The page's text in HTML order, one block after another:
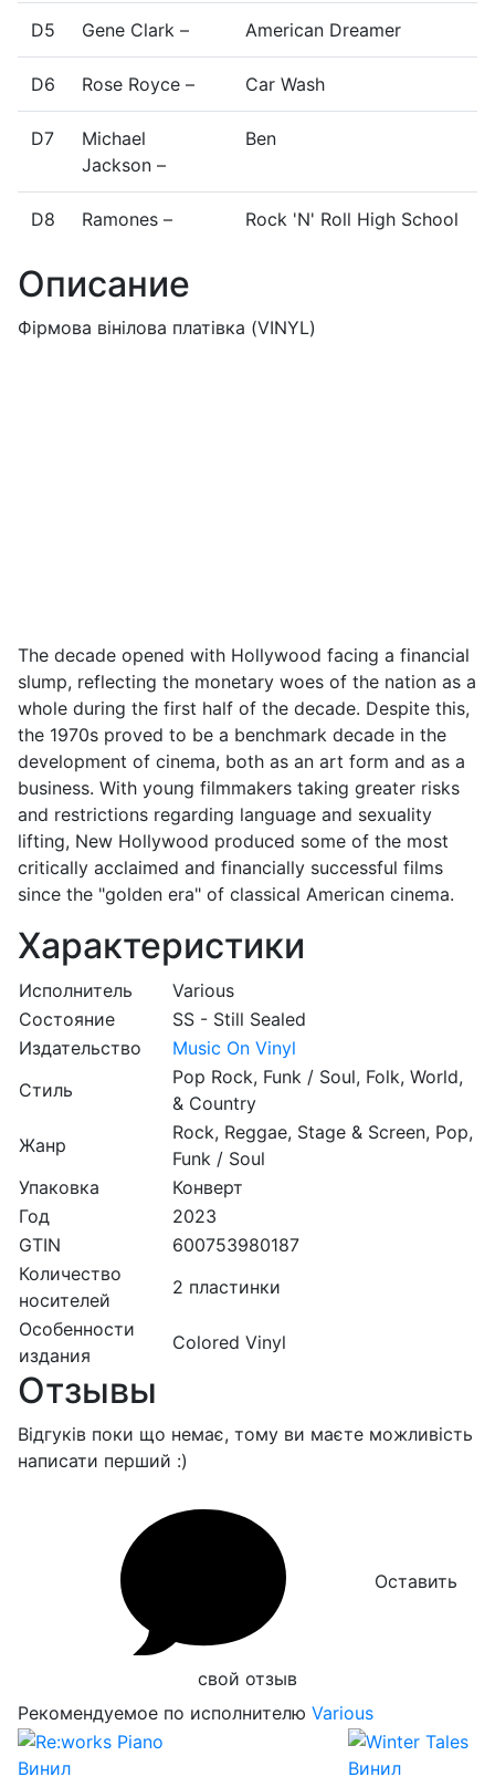
D5 Gene Clark – American Dreamer
D6 Rose Royce – Car Wash
D7
Michael
Jackson –
Ben
D8 Ramones – Rock 'N' Roll High School
Описание
Фірмова вінілова платівка (VINYL)
The decade opened with Hollywood facing a financial
slump, reflecting the monetary woes of the nation as a
whole during the first half of the decade. Despite this,
the 1970s proved to be a benchmark decade in the
development of cinema, both as an art form and as a
business. With young filmmakers taking greater risks
and restrictions regarding language and sexuality
lifting, New Hollywood produced some of the most
critically acclaimed and financially successful films
since the "golden era" of classical American cinema.
Характеристики
Исполнитель
Various
Состояние
SS - Still Sealed
Издательство
Music On Vinyl
Стиль
Pop Rock, Funk / Soul, Folk, World,
& Country
Жанр
Rock, Reggae, Stage & Screen, Pop,
Funk / Soul
Упаковка
Конверт
Год
2023
GTIN
600753980187
Количество
носителей
2 пластинки
Особенности
издания
Colored Vinyl
Отзывы
Відгуків поки що немає, тому ви маєте можливість
написати перший :)
Оставить
свой отзыв
Рекомендуемое по исполнителю Various
Винил
Винил